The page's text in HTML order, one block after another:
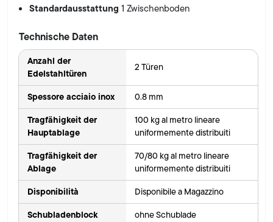
Standardausstattung1 Zwischenboden
Technische Daten
Anzahl der
Edelstahltüren
2 Türen
Spessore acciaio inox 0.8 mm
Tragfähigkeit der
Hauptablage
100 kg al metro lineare
uniformemente distribuiti
Tragfähigkeit der
Ablage
70/80 kg al metro lineare
uniformemente distribuiti
Disponibilità Disponibile a Magazzino
Schubladenblock ohne Schublade